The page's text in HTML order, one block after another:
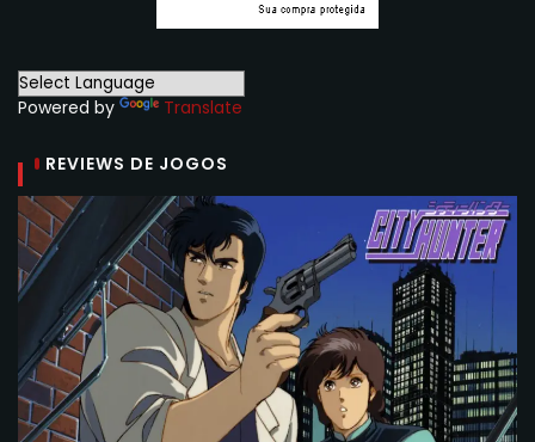
Powered by Translate
REVIEWS DE JOGOS